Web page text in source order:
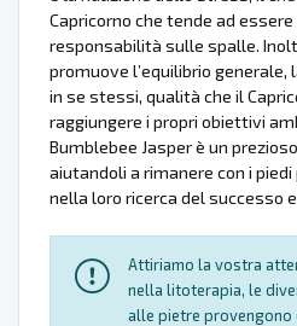
Capricorno che tende ad essere
responsabilità sulle spalle.
promuove l’equilibrio
in se stessi, qualità che il
raggiungere i propri obiettivi
Bumblebee Jasper è un
aiutandoli a rimanere con i
nella loro ricerca del successo
Attiriamo la vostra
nella litoterapia, le
alle pietre provengono